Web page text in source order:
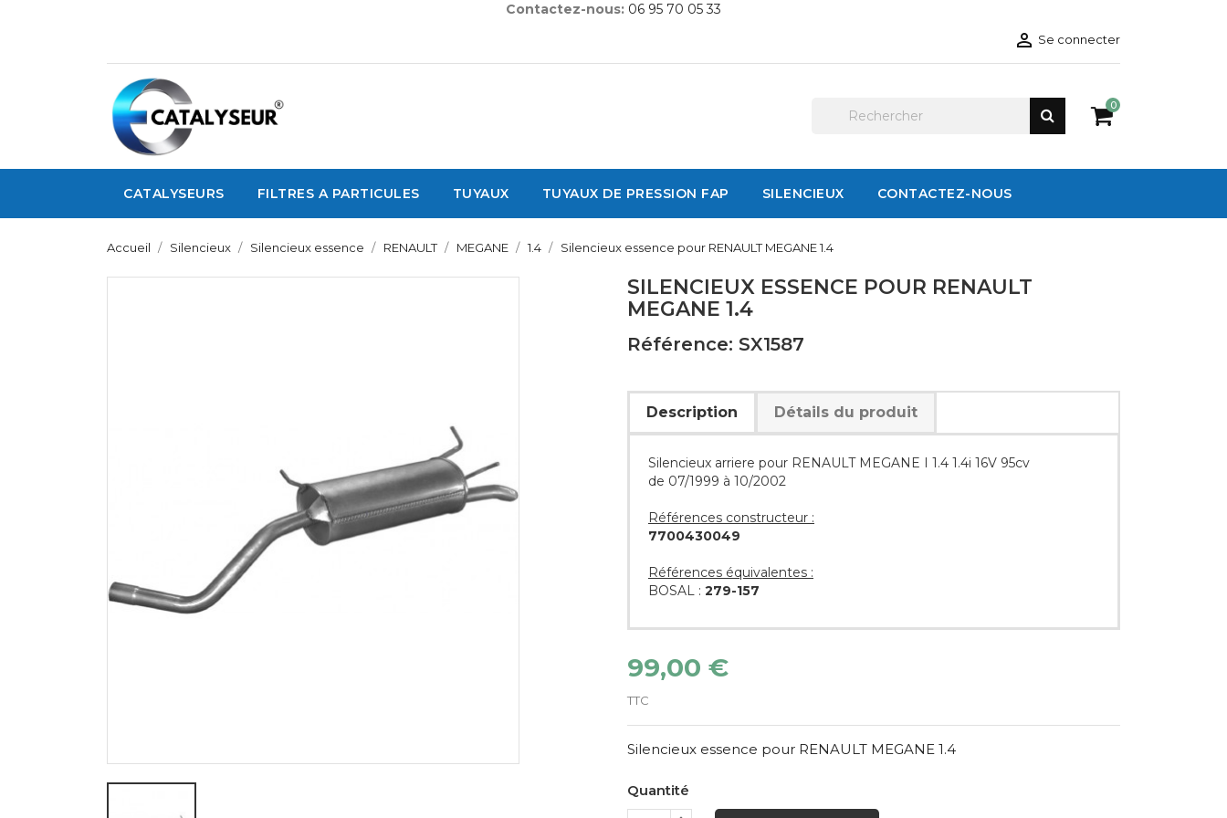
Contactez-nous: 06 95 70 05 33
 Se connecter
0
CATALYSEURS FILTRES A PARTICULES TUYAUX TUYAUX DE PRESSION FAP SILENCIEUX CONTACTEZ-NOUS
Accueil Silencieux Silencieux essence RENAULT MEGANE 1.4 Silencieux essence pour RENAULT MEGANE 1.4
SILENCIEUX ESSENCE POUR RENAULT
MEGANE 1.4
Référence: SX1587
Description Détails du produit
Silencieux arriere pour RENAULT MEGANE I 1.4 1.4i 16V 95cv
de 07/1999 à 10/2002
Références constructeur :
7700430049
Références équivalentes :
BOSAL : 279-157
99,00 €
TTC
Silencieux essence pour RENAULT MEGANE 1.4
Quantité